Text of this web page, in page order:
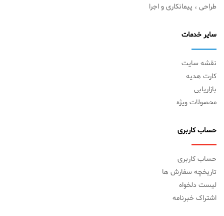
طراحی ، پیمانکاری و اجرا
سایر خدمات
نقشه سایت
کارت هدیه
بازاریابی
محصولات ویژه
حساب کاربری
حساب کاربری
تاریخچه سفارش ها
لیست دلخواه
اشتراک خبرنامه